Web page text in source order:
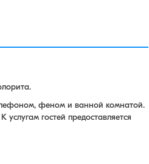
феном и ванной комнатой.
гостей предоставляется